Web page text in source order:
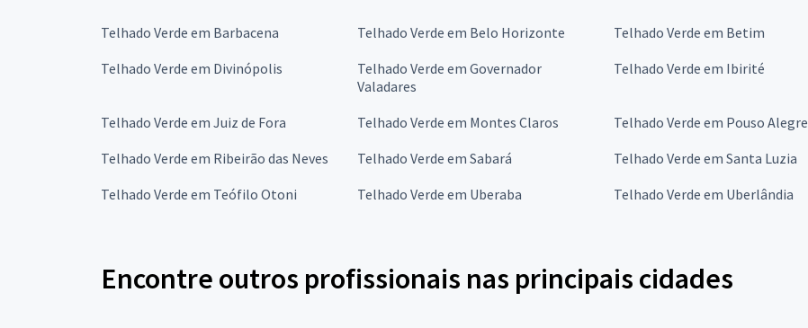
Telhado Verde em Barbacena Telhado Verde em Belo Horizonte Telhado Verde em Betim
Telhado Verde em Divinópolis
Telhado Verde em Governador
Valadares
Telhado Verde em Ibirité
Telhado Verde em Juiz de Fora Telhado Verde em Montes Claros Telhado Verde em Pouso Alegre
Telhado Verde em Ribeirão das Neves
Telhado Verde em Sabará Telhado Verde em Santa Luzia
Telhado Verde em Teófilo Otoni
Telhado Verde em Uberaba Telhado Verde em Uberlândia
Encontre outros profissionais nas principais cidades